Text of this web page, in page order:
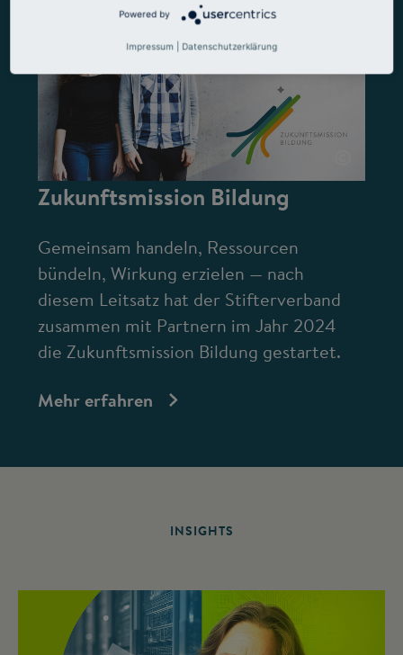
Zukunftsmission Bildung
Gemeinsam handeln, Ressourcen
bündeln, Wirkung erzielen — nach
diesem Leitsatz hat der Stifterverband
zusammen mit Partnern im Jahr 2024
die Zukunftsmission Bildung gestartet.
Mehr erfahren
INSIGHTS
Powered by
Impressum Datenschutzerklärung